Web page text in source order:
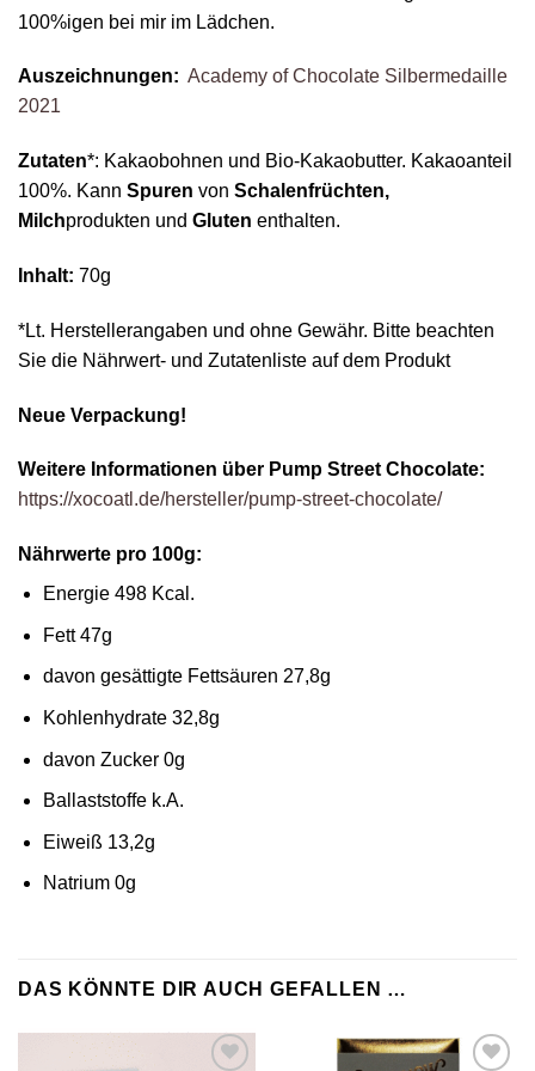
100%igen bei mir im Lädchen.
Auszeichnungen: Academy of Chocolate Silbermedaille
2021
Zutaten*: Kakaobohnen und Bio-Kakaobutter. Kakaoanteil
100%. Kann Spuren von Schalenfrüchten,
Milchprodukten und Gluten enthalten.
Inhalt: 70g
*Lt. Herstellerangaben und ohne Gewähr. Bitte beachten
Sie die Nährwert- und Zutatenliste auf dem Produkt
Neue Verpackung!
Weitere Informationen über Pump Street Chocolate:
https://xocoatl.de/hersteller/pump-street-chocolate/
Nährwerte pro 100g:
Energie 498 Kcal.
Fett 47g
davon gesättigte Fettsäuren 27,8g
Kohlenhydrate 32,8g
davon Zucker 0g
Ballaststoffe k.A.
Eiweiß 13,2g
Natrium 0g
DAS KÖNNTE DIR AUCH GEFALLEN …